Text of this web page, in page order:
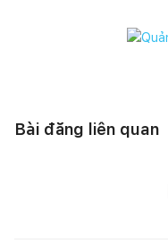
Bài đăng liên quan